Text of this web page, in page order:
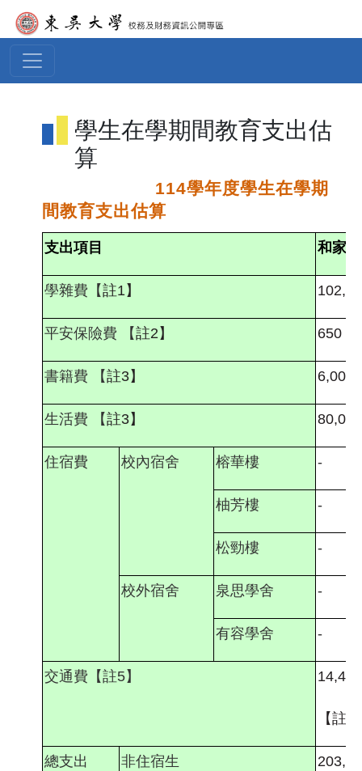
移至主內容
學生在學期間教育支出估
算
114學年度學生在學期
間教育支出估算
支出項目 和家
學雜費【註1】
平安保險費 【註2】 650
書籍費 【註3】 6,000
生活費 【註3】 80,000
住宿費 校內宿舍 榕華樓 -
柚芳樓 -
松勁樓 -
校外宿舍 泉思學舍 -
有容學舍 -
交通費【註5】 14,400
【註
總支出 非住宿生